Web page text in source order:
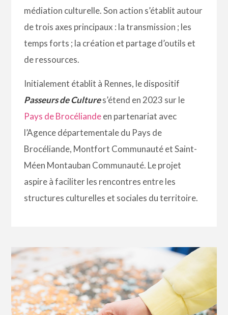
médiation culturelle. Son action s’établit autour
de trois axes principaux : la transmission ; les
temps forts ; la création et partage d’outils et
de ressources.
Initialement établit à Rennes, le dispositif
Passeurs de Cultures’étend en 2023 sur le
Pays de Brocéliandeen partenariat avec
l’Agence départementale du Pays de
Brocéliande, Montfort Communauté et Saint-
Méen Montauban Communauté. Le projet
aspire à faciliter les rencontres entre les
structures culturelles et sociales du territoire.